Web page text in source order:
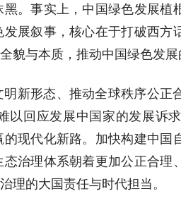
。事实上，中国绿色发展植
展叙事，核心在于打破西
貌与本质，推动中国绿色发展
新形态、推动全球秩序公正
以回应发展中国家的发展诉
现代化新路。加快构建中国
治理体系朝着更加公正合理
理的大国责任与时代担当。